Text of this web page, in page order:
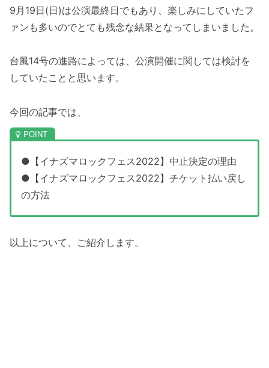
9月19日(日)は公演最終日でもあり、楽しみにしていたフ
ァンも多いのでとても残念な結果となってしまいました。
台風14号の進路によっては、公演開催に関しては検討を
していたことと思います。
今回の記事では、
●【イナズマロックフェス2022】中止決定の理由
●【イナズマロックフェス2022】チケット払い戻し
の方法
以上について、ご紹介します。